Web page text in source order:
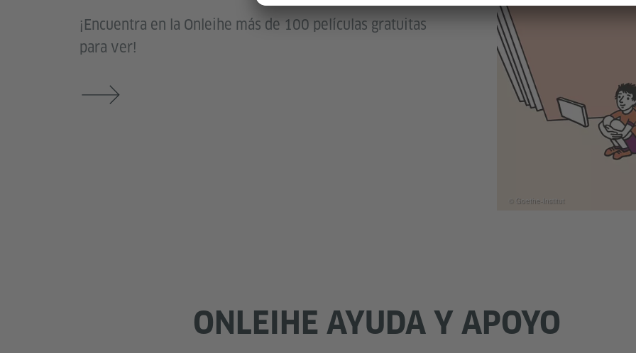
¡Encuentra en la Onleihe más de 100 películas gratuitas
para ver!
© Goethe-Institut
ONLEIHE AYUDA Y APOYO